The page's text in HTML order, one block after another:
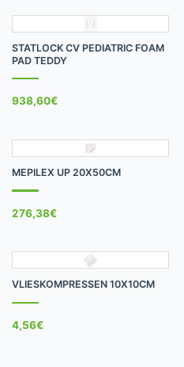
STATLOCK CV PEDIATRIC FOAM
PAD TEDDY
938,60€
MEPILEX UP 20X50CM
276,38€
VLIESKOMPRESSEN 10X10CM
4,56€